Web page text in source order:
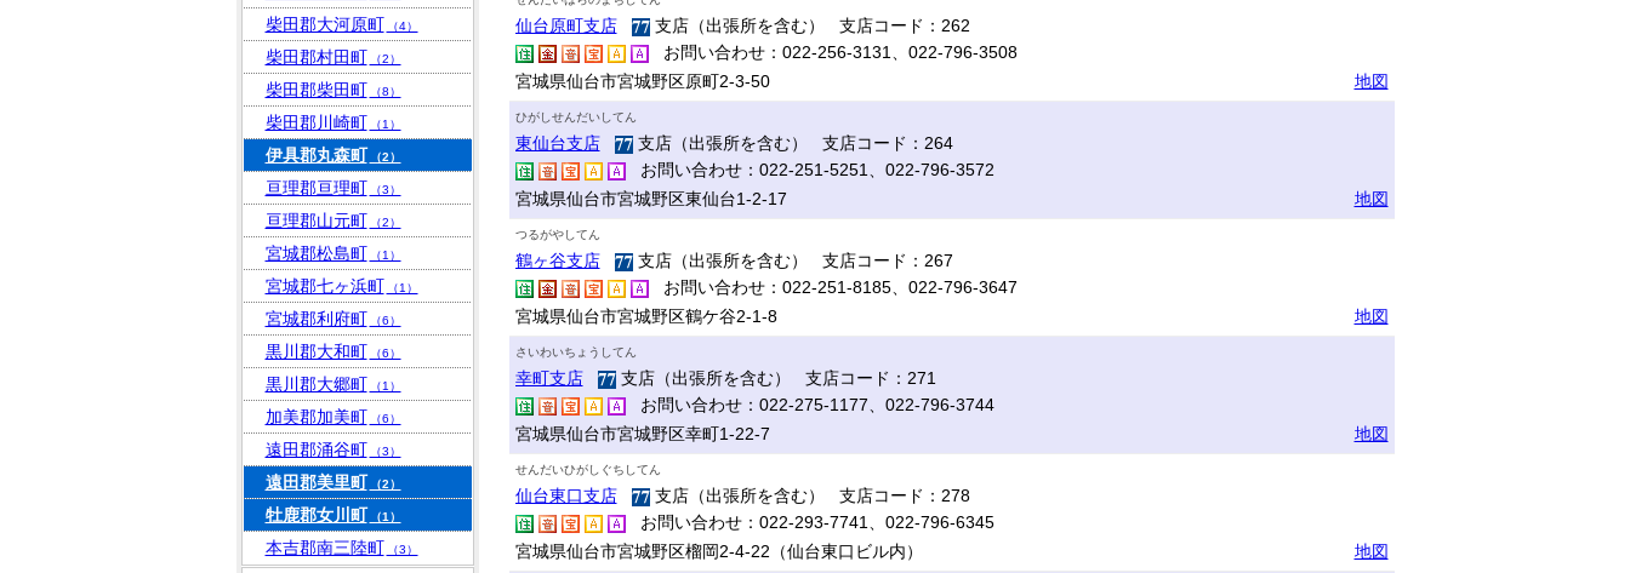
仙台原町支店
支店（出張所を含む） 支店コード：262
お問い合わせ：022-256-3131、022-796-3508
宮城県仙台市宮城野区原町2-3-50
地図
ひがしせんだいしてん
東仙台支店
支店（出張所を含む） 支店コード：264
お問い合わせ：022-251-5251、022-796-3572
宮城県仙台市宮城野区東仙台1-2-17
地図
つるがやしてん
鶴ヶ谷支店
支店（出張所を含む） 支店コード：267
お問い合わせ：022-251-8185、022-796-3647
宮城県仙台市宮城野区鶴ケ谷2-1-8
地図
さいわいちょうしてん
幸町支店
支店（出張所を含む） 支店コード：271
お問い合わせ：022-275-1177、022-796-3744
宮城県仙台市宮城野区幸町1-22-7
地図
せんだいひがしぐちしてん
仙台東口支店
支店（出張所を含む） 支店コード：278
お問い合わせ：022-293-7741、022-796-6345
宮城県仙台市宮城野区榴岡2-4-22（仙台東口ビル内）
地図
柴田郡大河原町 （4）
柴田郡村田町 （2）
柴田郡柴田町 （8）
柴田郡川崎町 （1）
伊具郡丸森町 （2）
亘理郡亘理町 （3）
亘理郡山元町 （2）
宮城郡松島町 （1）
宮城郡七ヶ浜町 （1）
宮城郡利府町 （6）
黒川郡大和町 （6）
黒川郡大郷町 （1）
加美郡加美町 （6）
遠田郡涌谷町 （3）
遠田郡美里町 （2）
牡鹿郡女川町 （1）
本吉郡南三陸町 （3）